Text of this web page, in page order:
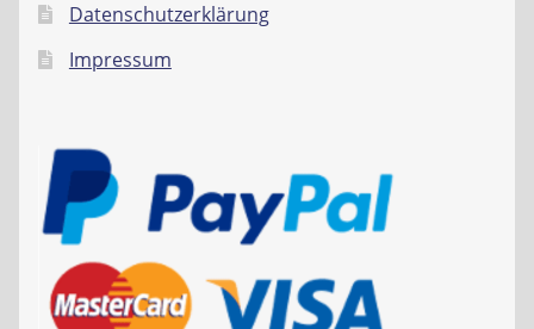
Datenschutzerklärung
Impressum